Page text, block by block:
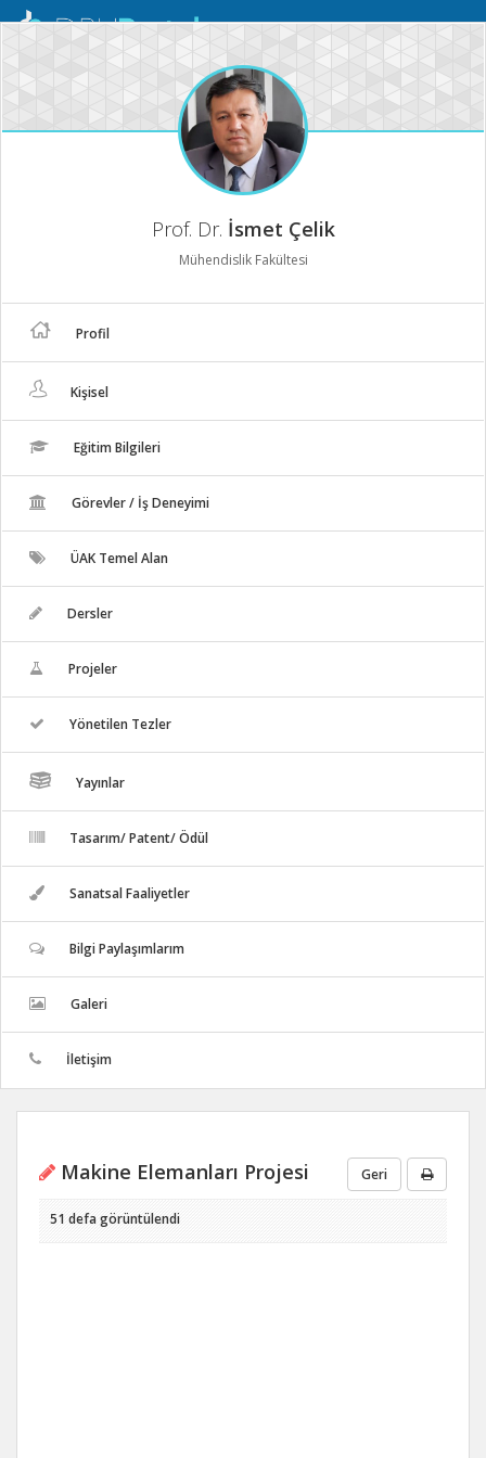
Mobil
Prof. Dr. İsmet Çelik
Mühendislik Fakültesi
Profil
Kişisel
Eğitim Bilgileri
Görevler / İş Deneyimi
ÜAK Temel Alan
Dersler
Projeler
Yönetilen Tezler
Yayınlar
Tasarım/ Patent/ Ödül
Sanatsal Faaliyetler
Bilgi Paylaşımlarım
Galeri
İletişim
Makine Elemanları Projesi Geri
51 defa görüntülendi